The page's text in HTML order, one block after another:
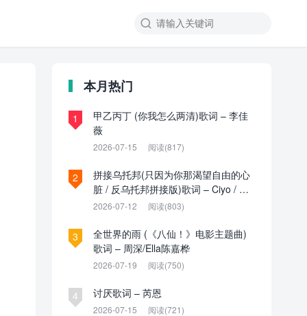

本月热门
1
甲乙丙丁 (你我怎么两清)歌词 – 李佳
薇
2026-07-15 阅读(817)
2
拼接乌托邦(只因为你那渴望自由的心
脏 / 反乌托邦拼接版)歌词 – Ciyo / 见
过夏天P / 乌托邦P
2026-07-12 阅读(803)
3
全世界的雨 (《八仙！》电影主题曲)
歌词 – 周深/Ella陈嘉桦
2026-07-19 阅读(750)
4 讨厌歌词 – 芮恩
2026-07-15 阅读(721)